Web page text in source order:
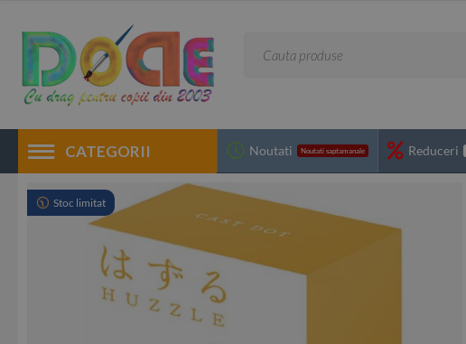
CATEGORII Noutati Noutati saptamanale Reduceri
Stoc limitat